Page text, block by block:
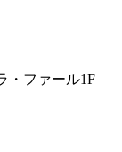
・ファール1F